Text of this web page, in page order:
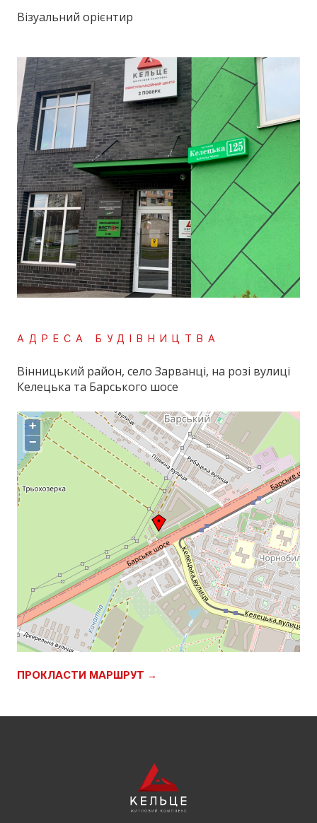
Візуальний орієнтир
АДРЕСА БУДІВНИЦТВА
Вінницький район, село Зарванці, на розі вулиці
Келецька та Барського шосе
+
−
ПРОКЛАСТИ МАРШРУТ →